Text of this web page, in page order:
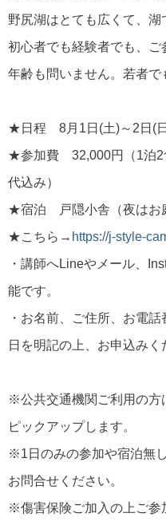
野尻湖はとても広くて、
初心者でも経験者でも、ご
年齢も問いません。若者
★日程 8月1日(土)～2日(
★参加費 32,000円（1泊2
代込み）
★宿泊 戸隠小舎（夜はお
★こちら→ https://j-style-
・講師へLineやメール、
能です。
・お名前、ご住所、お電
日を明記の上、お申込みく
※公共交通機関ご利用の方
ピックアップします。
※1日のみの参加や宿泊無
お問合せください。
※傷害保険ご加入の上ご参